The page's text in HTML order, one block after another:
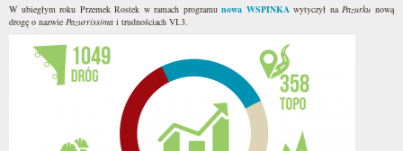
W ubiegłym roku Przemek Rostek w ramach programunowa WSPINKAwytyczył naPazurkunową
drogę o nazwie Pazurrissima i trudnościach VI.3.